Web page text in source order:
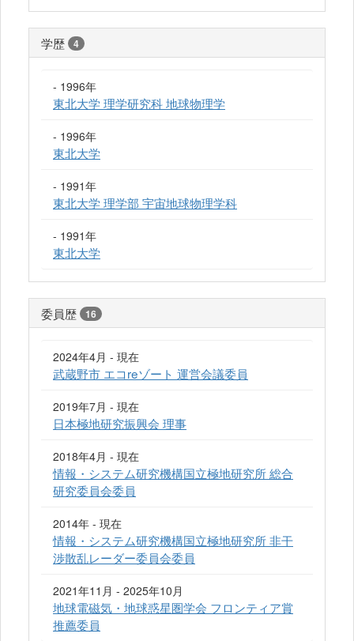
学歴 4
- 1996年
東北大学 理学研究科 地球物理学
- 1996年
東北大学
- 1991年
東北大学 理学部 宇宙地球物理学科
- 1991年
東北大学
委員歴 16
2024年4月 - 現在
武蔵野市 エコreゾート 運営会議委員
2019年7月 - 現在
日本極地研究振興会 理事
2018年4月 - 現在
情報・システム研究機構国立極地研究所 総合
研究委員会委員
2014年 - 現在
情報・システム研究機構国立極地研究所 非干
渉散乱レーダー委員会委員
2021年11月 - 2025年10月
地球電磁気・地球惑星圏学会 フロンティア賞
推薦委員